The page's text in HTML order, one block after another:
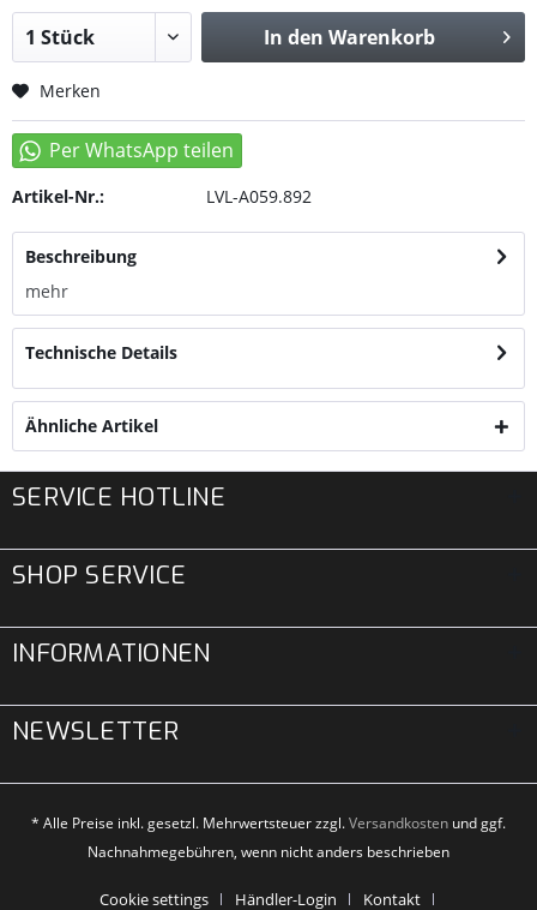
In den Warenkorb
Merken
Artikel-Nr.: LVL-A059.892
Beschreibung
mehr
Technische Details
Ähnliche Artikel
SERVICE HOTLINE
SHOP SERVICE
INFORMATIONEN
NEWSLETTER
* Alle Preise inkl. gesetzl. Mehrwertsteuer zzgl.Versandkosten und ggf.
Nachnahmegebühren, wenn nicht anders beschrieben
Cookie settings Händler-Login Kontakt